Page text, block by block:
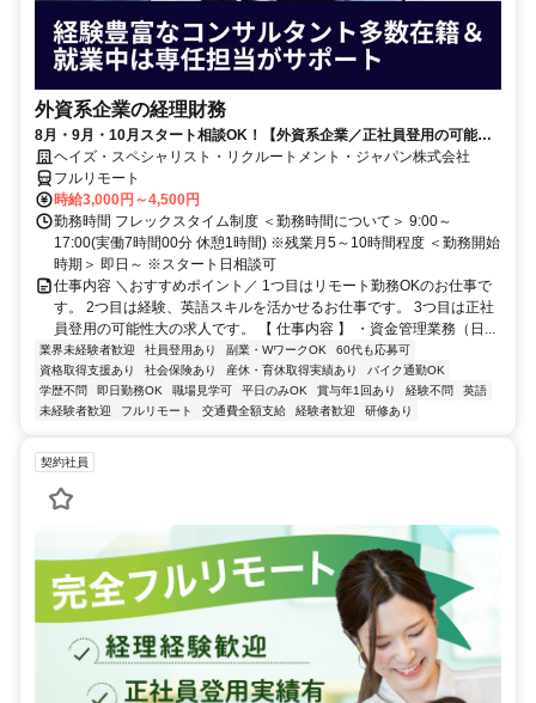
外資系企業の経理財務
8月・9月・10月スタート相談OK！【外資系企業／正社員登用の可能性
大／700万～800万／リモート勤務OK】経理財務
ヘイズ・スペシャリスト・リクルートメント・ジャパン株式会社
フルリモート
時給3,000円～4,500円
勤務時間 フレックスタイム制度 ＜勤務時間について＞ 9:00～
17:00(実働7時間00分 休憩1時間) ※残業月5～10時間程度 ＜勤務開始
時期＞ 即日～ ※スタート日相談可
仕事内容 ＼おすすめポイント／ 1つ目はリモート勤務OKのお仕事で
す。 2つ目は経験、英語スキルを活かせるお仕事です。 3つ目は正社
員登用の可能性大の求人です。 【 仕事内容 】 ・資金管理業務（日...
業界未経験者歓迎 社員登用あり 副業・WワークOK
60代も応募可
資格取得支援あり
社会保険あり 産休・育休取得実績あり
バイク通勤OK
学歴不問
即日勤務OK 職場見学可 平日のみOK 賞与年1回あり 経験不問
英語
未経験者歓迎
フルリモート 交通費全額支給 経験者歓迎 研修あり
契約社員